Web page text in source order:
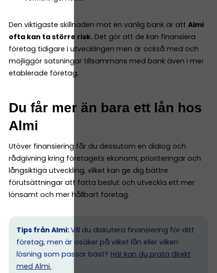
Den viktigaste skillnaden mot en vanlig bank är att Almi
ofta kan ta större risk. Det gör att de kan finansiera
företag tidigare i utvecklingen men är också med och
möjliggör satsningar tillsammans med bank även i mer
etablerade företag.
Du får mer än bara ett lån hos
Almi
Utöver finansiering får du dessutom en dialog och
rådgivning kring företagets ekonomi, prioriteringar och
långsiktiga utveckling, vilket kan ge dig bättre
förutsättningar att fatta beslut och utveckla ett mer
lönsamt och mer hållbart företag.
Tips från Almi:Vill du diskutera finansiering för ditt
företag, men är osäker på vilket lån eller vilken
lösning som passar bäst? Här kan du prata direkt
med Almi.